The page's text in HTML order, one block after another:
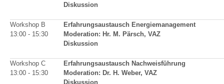
Diskussion
Workshop B
13:00 - 15:30
Erfahrungsaustausch Energiemanagement
Moderation: Hr. M. Pärsch, VAZ
Diskussion
Workshop C
13:00 - 15:30
Erfahrungsaustausch Nachweisführung
Moderation: Dr. H. Weber, VAZ
Diskussion